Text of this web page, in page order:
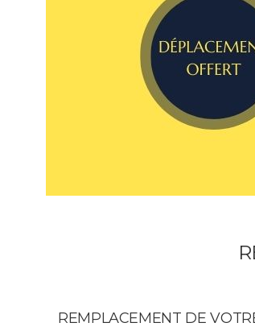
REMPLACEMENT DE